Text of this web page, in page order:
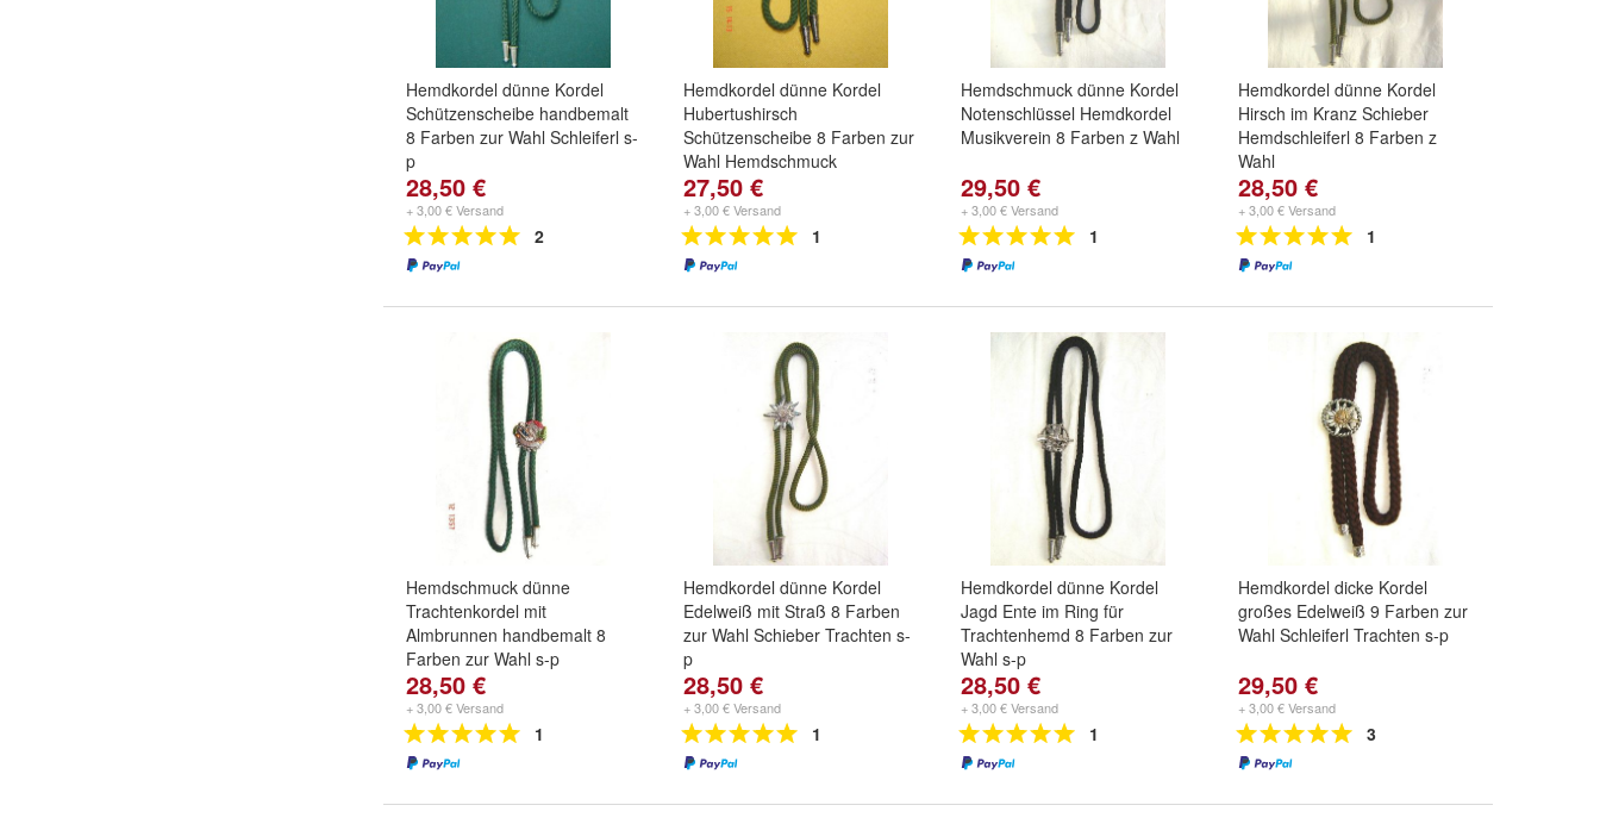
Hemdkordel dünne Kordel
Schützenscheibe handbemalt
8 Farben zur Wahl Schleiferl s-
p
28,50 €
+ 3,00 € Versand
2
Hemdkordel dünne Kordel
Hubertushirsch
Schützenscheibe 8 Farben zur
Wahl Hemdschmuck
27,50 €
+ 3,00 € Versand
1
Hemdschmuck dünne Kordel
Notenschlüssel Hemdkordel
Musikverein 8 Farben z Wahl
29,50 €
+ 3,00 € Versand
1
Hemdkordel dünne Kordel
Hirsch im Kranz Schieber
Hemdschleiferl 8 Farben z
Wahl
28,50 €
+ 3,00 € Versand
1
Hemdschmuck dünne
Trachtenkordel mit
Almbrunnen handbemalt 8
Farben zur Wahl s-p
28,50 €
+ 3,00 € Versand
1
Hemdkordel dünne Kordel
Edelweiß mit Straß 8 Farben
zur Wahl Schieber Trachten s-
p
28,50 €
+ 3,00 € Versand
1
Hemdkordel dünne Kordel
Jagd Ente im Ring für
Trachtenhemd 8 Farben zur
Wahl s-p
28,50 €
+ 3,00 € Versand
1
Hemdkordel dicke Kordel
großes Edelweiß 9 Farben zur
Wahl Schleiferl Trachten s-p
29,50 €
+ 3,00 € Versand
3